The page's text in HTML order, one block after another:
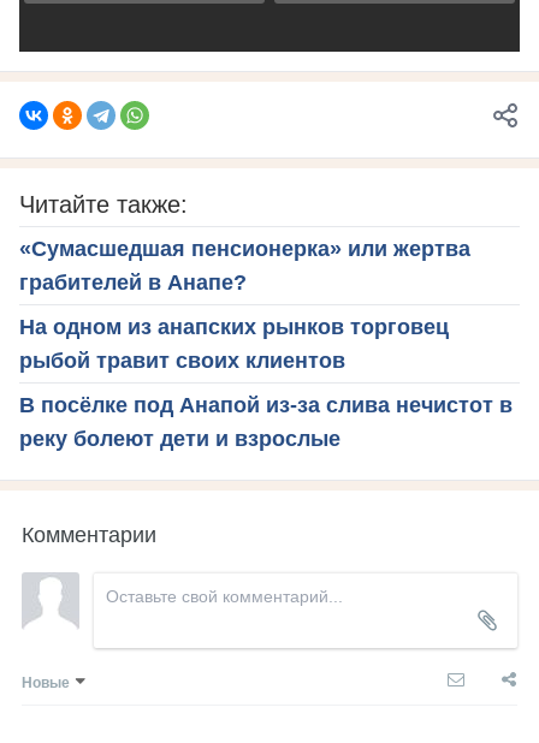
Читайте также:
«Сумасшедшая пенсионерка» или жертва
грабителей в Анапе?
На одном из анапских рынков торговец
рыбой травит своих клиентов
В посёлке под Анапой из-за слива нечистот в
реку болеют дети и взрослые
Комментарии
Новые